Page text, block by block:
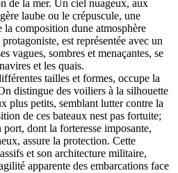
de la mer. Un ciel nuageux, aux
laube ou le crépuscule, une
composition dune atmosphère
est représentée avec un
vagues, sombres et menaçantes, se
et les quais.
tailles et formes, occupe la
distingue des voiliers à la silhouette
plus petits, semblant lutter contre la
de ces bateaux nest pas fortuite;
dont la forteresse imposante,
assure la protection. Cette
et son architecture militaire,
apparente des embarcations face